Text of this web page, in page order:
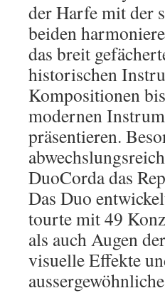
der Harfe mit der
beiden
das breit
historischen
Kompositionen
modernen
präsentieren.
DuoCorda das
Das Duo
tourte mit 49
als auch Augen
visuelle Effekte